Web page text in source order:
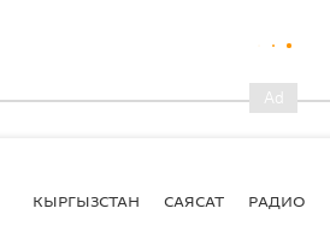
КЫРГЫЗСТАН САЯСАТ РАДИО